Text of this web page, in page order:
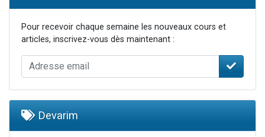
Pour recevoir chaque semaine les nouveaux cours et
articles, inscrivez-vous dès maintenant :
Devarim